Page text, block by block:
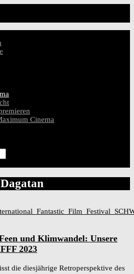
Cinema
und Klimwandel: Unsere
2023
die diesjährige Retroperspektive des